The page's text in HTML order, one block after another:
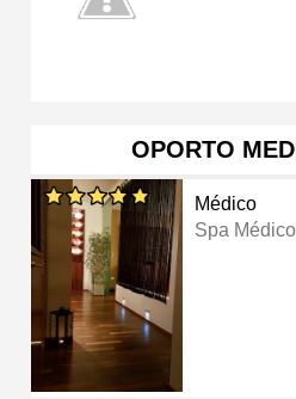
OPORTO
Médico
Spa Médico